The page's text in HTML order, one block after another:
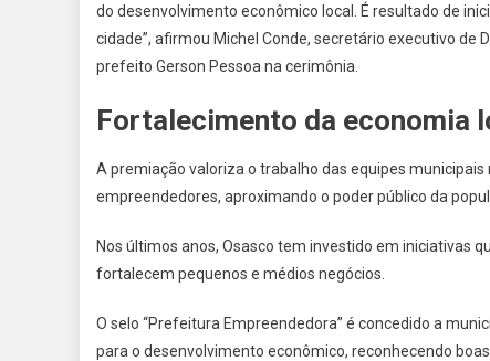
do desenvolvimento econômico local. É resultado de
cidade”, afirmou Michel Conde, secretário executivo
prefeito Gerson Pessoa na cerimônia.
Fortalecimento da economia
A premiação valoriza o trabalho das equipes
empreendedores, aproximando o poder público da
Nos últimos anos, Osasco tem investido em iniciativas
fortalecem pequenos e médios negócios.
O selo “Prefeitura Empreendedora” é concedido a
para o desenvolvimento econômico, reconhecendo